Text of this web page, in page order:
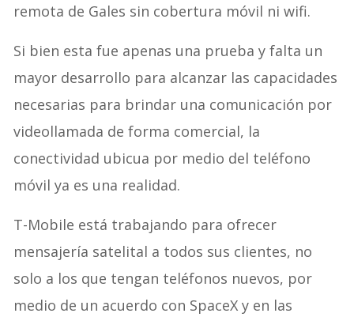
remota de Gales sin cobertura móvil ni wifi.
Si bien esta fue apenas una prueba y falta un
mayor desarrollo para alcanzar las capacidades
necesarias para brindar una comunicación por
videollamada de forma comercial, la
conectividad ubicua por medio del teléfono
móvil ya es una realidad.
T-Mobile está trabajando para ofrecer
mensajería satelital a todos sus clientes, no
solo a los que tengan teléfonos nuevos, por
medio de un acuerdo con SpaceX y en las